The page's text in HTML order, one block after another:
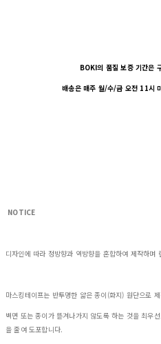
BOKI의 품질 보증 기간은
배송은 매주 월/수/금 오전 11시
NOTICE
디자인에 따라 정방향과 역방향을 혼합하여 제작하며
마스킹테이프는 반투명한 얇은 종이(화지) 원단으로
벽면 또는 종이가 뜯겨나가지 않도록 하는 것을 최우
을 줄여 도포합니다.